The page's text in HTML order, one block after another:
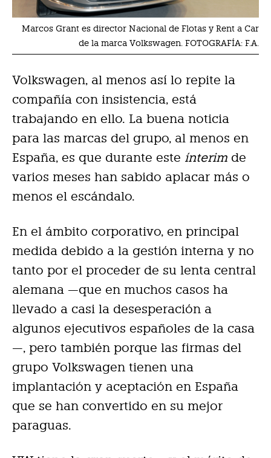
Marcos Grant es director Nacional de Flotas y Rent a Car
de la marca Volkswagen. FOTOGRAFÍA: F.A.
Volkswagen, al menos así lo repite la
compañía con insistencia, está
trabajando en ello. La buena noticia
para las marcas del grupo, al menos en
España, es que durante este ínterim de
varios meses han sabido aplacar más o
menos el escándalo.
En el ámbito corporativo, en principal
medida debido a la gestión interna y no
tanto por el proceder de su lenta central
alemana —que en muchos casos ha
llevado a casi la desesperación a
algunos ejecutivos españoles de la casa
—, pero también porque las firmas del
grupo Volkswagen tienen una
implantación y aceptación en España
que se han convertido en su mejor
paraguas.